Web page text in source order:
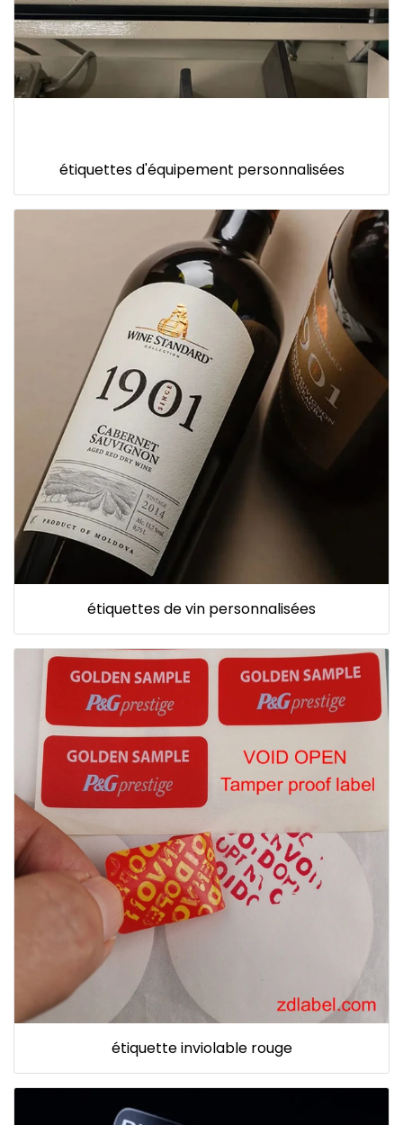
étiquettes d'équipement personnalisées
étiquettes de vin personnalisées
étiquette inviolable rouge